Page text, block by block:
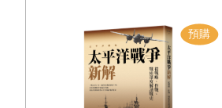
黑暗中爬出來一個人。
他雙手的指甲已經磨破。